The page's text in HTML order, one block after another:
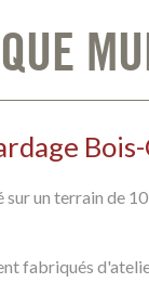
Bois-
un terrain de
fabriqués